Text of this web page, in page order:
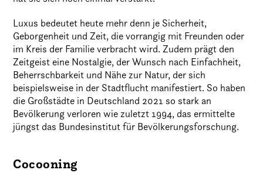
Luxus bedeutet heute mehr denn je Sicherheit,
Geborgenheit und Zeit, die vorrangig mit Freunden oder
im Kreis der Familie verbracht wird. Zudem prägt den
Zeitgeist eine Nostalgie, der Wunsch nach Einfachheit,
Beherrschbarkeit und Nähe zur Natur, der sich
beispielsweise in der Stadtflucht manifestiert. So haben
die Großstädte in Deutschland 2021 so stark an
Bevölkerung verloren wie zuletzt 1994, das ermittelte
jüngst das Bundesinstitut für Bevölkerungsforschung.
Cocooning